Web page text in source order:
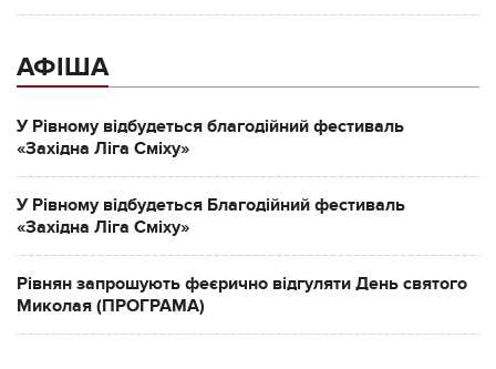
АФІША
У Рівному відбудеться благодійний фестиваль
«Західна Ліга Сміху»
У Рівному відбудеться Благодійний фестиваль
«Західна Ліга Сміху»
Рівнян запрошують феєрично відгуляти День святого
Миколая (ПРОГРАМА)